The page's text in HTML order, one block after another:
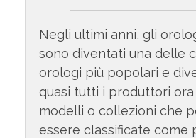
Negli ultimi anni, gli
sono diventati una delle
orologi più popolari e
quasi tutti i produttori
modelli o collezioni che
essere classificate come